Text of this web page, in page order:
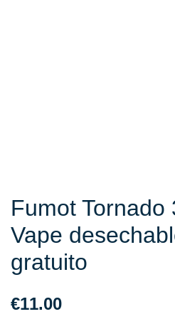
Fumot Tornado
Vape
gratuito
€11.00